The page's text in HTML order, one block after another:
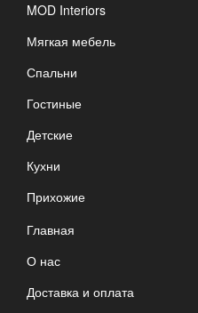
MOD Interiors
Мягкая мебель
Спальни
Гостиные
Детские
Кухни
Прихожие
Главная
О нас
Доставка и оплата